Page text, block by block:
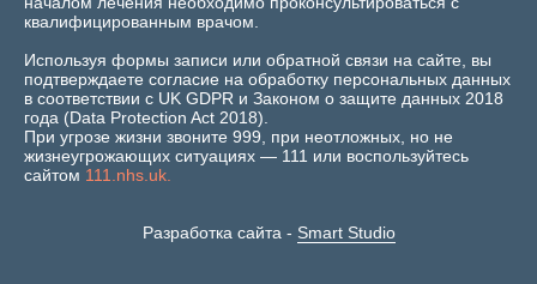
квалифицированным врачом.
Используя формы записи или обратной связи на сайте, вы
подтверждаете согласие на обработку персональных данных
в соответствии с UK GDPR и Законом о защите данных 2018
года (Data Protection Act 2018).
При угрозе жизни звоните 999, при неотложных, но не
жизнеугрожающих ситуациях — 111 или воспользуйтесь
сайтом 111.nhs.uk.
Разработка сайта - Smart Studio